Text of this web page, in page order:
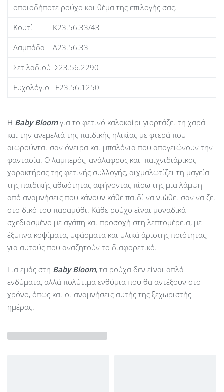
οποιοδήποτε ρούχο και θέμα της επιλογής σας.
Κουτί Κ23.56.33/43
Λαμπάδα Λ23.56.33
Σετ λαδιού Σ23.56.2290
Ευχολόγιο Ε23.56.1250
Η Baby Bloom για το φετινό καλοκαίρι γιορτάζει τη χαρά
και την ανεμελιά της παιδικής ηλικίας με φτερά που
αιωρούνται σαν όνειρα και μπαλόνια που απογειώνουν την
φαντασία. Ο λαμπερός, ανάλαφρος και παιχνιδιάρικος
χαρακτήρας της φετινής συλλογής, αιχμαλωτίζει τη μαγεία
της παιδικής αθωότητας αφήνοντας πίσω της μια λάμψη
από αναμνήσεις που κάνουν κάθε παιδί να νιώθει σαν να ζει
στο δικό του παραμύθι. Κάθε ρούχο είναι μοναδικά
σχεδιασμένο με αγάπη και προσοχή στη λεπτομέρεια, με
έξυπνα κοψίματα, υφάσματα και υλικά άριστης ποιότητας,
για αυτούς που αναζητούν το διαφορετικό.
Για εμάς στη Baby Bloom, τα ρούχα δεν είναι απλά
ενδύματα, αλλά πολύτιμα ενθύμια που θα αντέξουν στο
χρόνο, όπως και οι αναμνήσεις αυτής της ξεχωριστής
ημέρας.